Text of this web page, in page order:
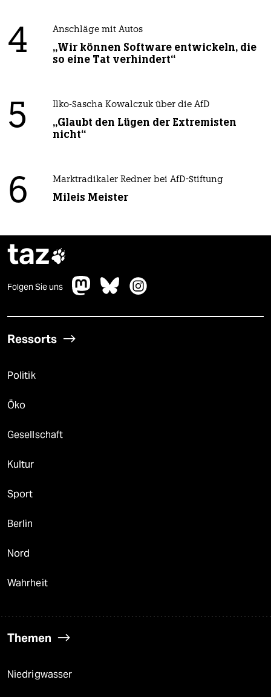
4 Anschläge mit Autos
„Wir können Software entwickeln, die
so eine Tat verhindert“
5 Ilko-Sascha Kowalczuk über die AfD
„Glaubt den Lügen der Extremisten
nicht“
6 Marktradikaler Redner bei AfD-Stiftung
Mileis Meister
taz
Folgen Sie uns
Ressorts
Politik
Öko
Gesellschaft
Kultur
Sport
Berlin
Nord
Wahrheit
Themen
Niedrigwasser